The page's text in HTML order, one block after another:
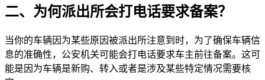
二、为何派出所会打电话要求备案？
当你的车辆因为某些原因被派出所注意到时，为了确保车辆信
息的准确性，公安机关可能会打电话要求车主前往备案。这可
能是因为车辆是新购、转入或者是涉及某些特定情况需要核